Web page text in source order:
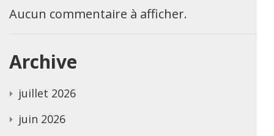
Aucun commentaire à afficher.
Archive
juillet 2026
juin 2026